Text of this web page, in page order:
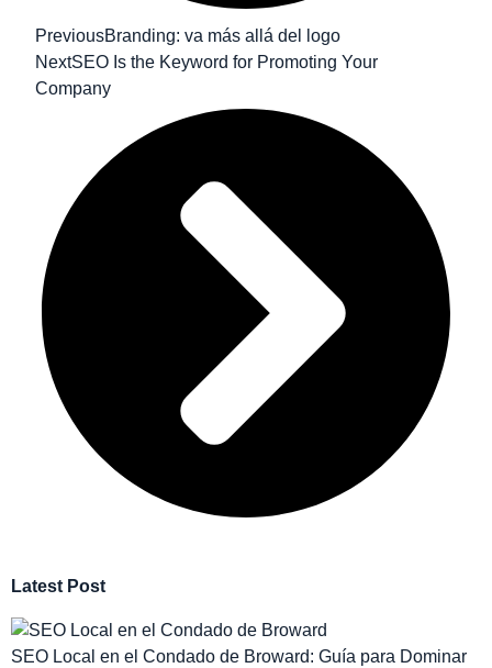
PreviousBranding: va más allá del logo
NextSEO Is the Keyword for Promoting Your
Company
Latest Post
SEO Local en el Condado de Broward: Guía para Dominar